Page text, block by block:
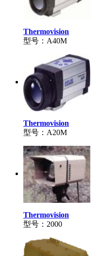
Thermovision
型号：A40M
Thermovision
型号：A20M
Thermovision
型号：2000